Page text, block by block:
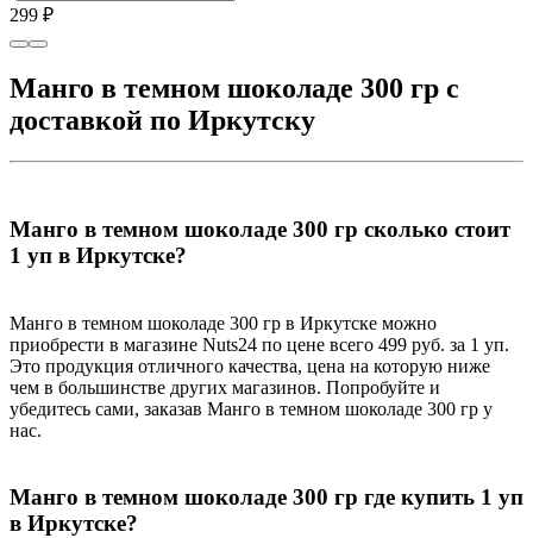
299 ₽
Манго в темном шоколаде 300 гр с
доставкой по Иркутску
Манго в темном шоколаде 300 гр сколько стоит
1 уп в Иркутске?
Манго в темном шоколаде 300 гр в Иркутске можно
приобрести в магазине Nuts24 по цене всего 499 руб. за 1 уп.
Это продукция отличного качества, цена на которую ниже
чем в большинстве других магазинов. Попробуйте и
убедитесь сами, заказав Манго в темном шоколаде 300 гр у
нас.
Манго в темном шоколаде 300 гр где купить 1 уп
в Иркутске?